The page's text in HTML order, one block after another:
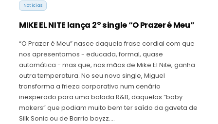
Noticias
MIKE EL NITE lança 2º single “O Prazer é Meu”
“O Prazer é Meu” nasce daquela frase cordial com que
nos apresentamos - educada, formal, quase
automática - mas que, nas mãos de Mike El Nite, ganha
outra temperatura. No seu novo single, Miguel
transforma a frieza corporativa num cenário
inesperado para uma balada R&B, daquelas “baby
makers” que podiam muito bem ter saído da gaveta de
Silk Sonic ou de Barrio boyzz.…